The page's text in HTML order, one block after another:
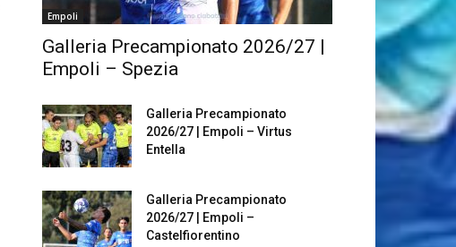
Empoli
Galleria Precampionato 2026/27 |
Empoli – Spezia
Galleria Precampionato
2026/27 | Empoli – Virtus
Entella
Galleria Precampionato
2026/27 | Empoli –
Castelfiorentino